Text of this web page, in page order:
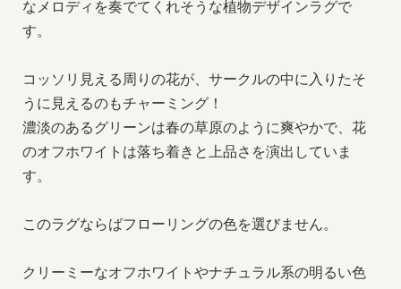
なメロディを奏でてくれそうな植物デザインラグで
す。
コッソリ見える周りの花が、サークルの中に入りたそ
うに見えるのもチャーミング！
濃淡のあるグリーンは春の草原のように爽やかで、花
のオフホワイトは落ち着きと上品さを演出していま
す。
このラグならばフローリングの色を選びません。
クリーミーなオフホワイトやナチュラル系の明るい色